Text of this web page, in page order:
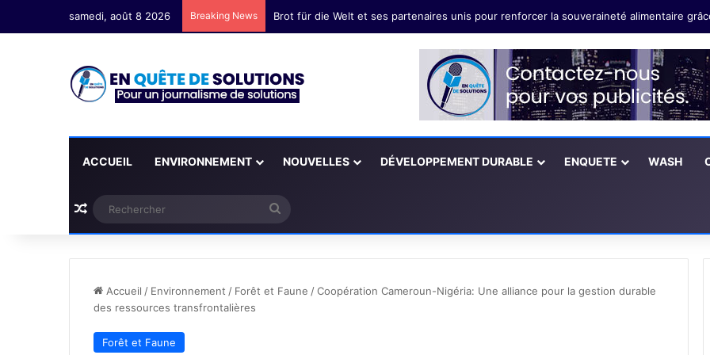
samedi, août 8 2026 Breaking News Yvan Lionnel Youmssi Eya: Il faut valoriser les innovations technologiques paysannes
ACCUEIL ENVIRONNEMENT NOUVELLES DÉVELOPPEMENT DURABLE ENQUETE WASH
Plus d'articles
Accueil / Environnement / Forêt et Faune /Coopération Cameroun-Nigéria: Une alliance pour la gestion durable
des ressources transfrontalières
Forêt et Faune